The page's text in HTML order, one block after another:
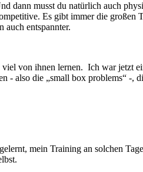
dann musst du natürlich auch
Es gibt immer die
auch entspannter.
von ihnen lernen. Ich war jetzt
also die „small box problems“ -,
mein Training an solchen